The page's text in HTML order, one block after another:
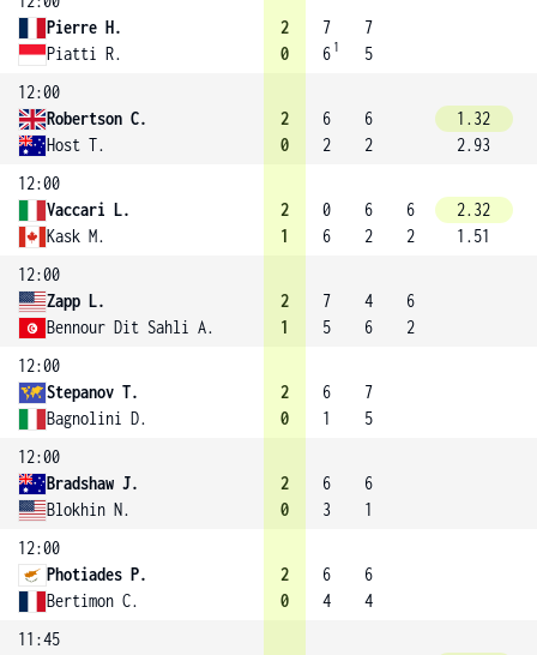
Pierre H.
Piatti R.
2
0
7
6 1
7
5
12:00
Robertson C.
Host T.
2
0
6
2
6
2
1.32
2.93
12:00
Vaccari L.
Kask M.
2
1
0
6
6
2
6
2
2.32
1.51
12:00
Zapp L.
Bennour Dit Sahli A.
2
1
7
5
4
6
6
2
12:00
Stepanov T.
Bagnolini D.
2
0
6
1
7
5
12:00
Bradshaw J.
Blokhin N.
2
0
6
3
6
1
12:00
Photiades P.
Bertimon C.
2
0
6
4
6
4
11:45